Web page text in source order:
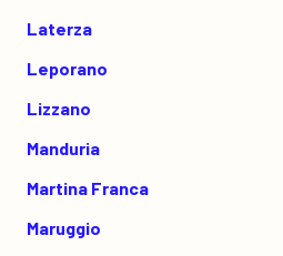
Laterza
Leporano
Lizzano
Manduria
Martina Franca
Maruggio